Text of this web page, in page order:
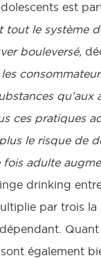
est
tout le système
bouleversé,
les
qu’aux
ces pratiques
le risque de
adulte
drinking
par trois
Quant
également